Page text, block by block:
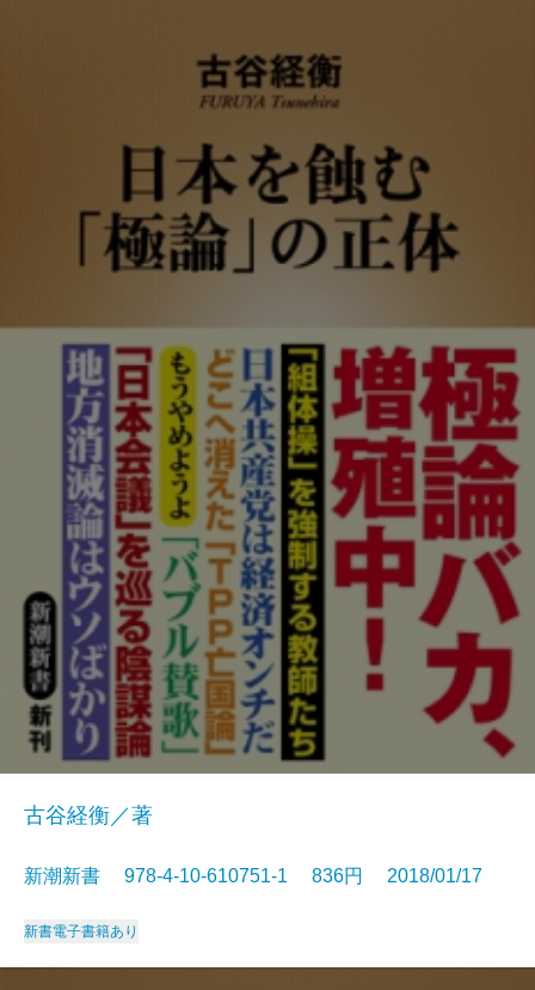
古谷経衡／著
新潮新書 978-4-10-610751-1 836円 2018/01/17
新書電子書籍あり